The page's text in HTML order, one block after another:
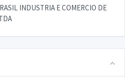
INDUSTRIA E COMERCIO DE